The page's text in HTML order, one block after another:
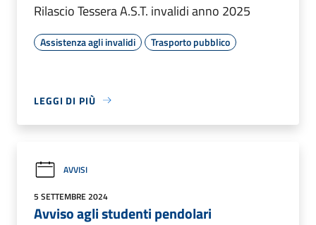
Rilascio Tessera A.S.T. invalidi anno 2025
Assistenza agli invalidi Trasporto pubblico
LEGGI DI PIÙ
AVVISI
5 SETTEMBRE 2024
Avviso agli studenti pendolari